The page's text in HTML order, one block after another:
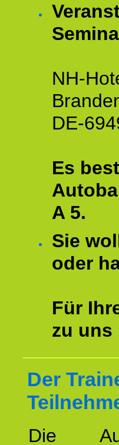
NH-
DE-
Es
A 5.
Sie
oder
Für
zu uns
Der
Die